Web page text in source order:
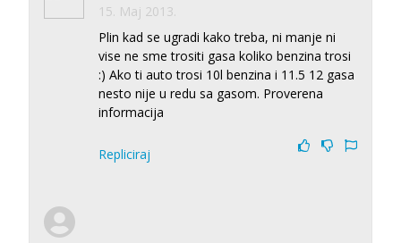
15. Maj 2013.
Plin kad se ugradi kako treba, ni manje ni
vise ne sme trositi gasa koliko benzina trosi
:) Ako ti auto trosi 10l benzina i 11.5 12 gasa
nesto nije u redu sa gasom. Proverena
informacija
Repliciraj